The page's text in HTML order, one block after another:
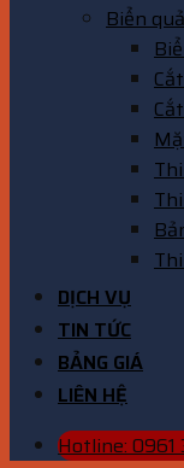
Biển
DỊCH VỤ
TIN TỨC
BẢNG GIÁ
LIÊN HỆ
Hotline: